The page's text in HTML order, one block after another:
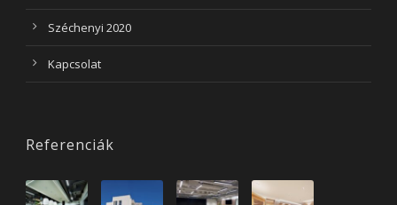
Széchenyi 2020
Kapcsolat
Referenciák